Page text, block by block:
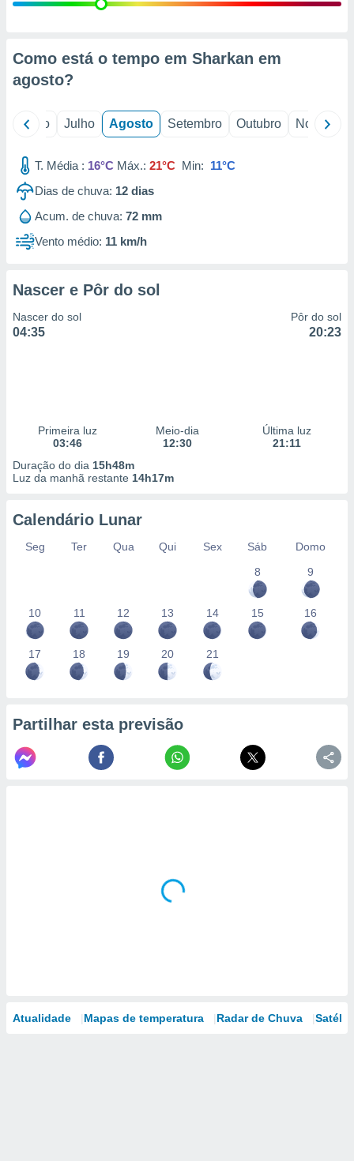
estudos
1199
Como está o tempo em Sharkan em
agosto?
Junho Julho Agosto Setembro Outubro Novembro
T. Média : 16°C Máx.: 21°C Min: 11°C
Dias de chuva: 12 dias
Acum. de chuva: 72 mm
Vento médio: 11 km/h
Nascer e Pôr do sol
Nascer do sol
04:35
Pôr do sol
20:23
Primeira luz
03:46
Meio-dia
12:30
Última luz
21:11
Duração do dia 15h48m
Luz da manhã restante 14h17m
Calendário Lunar
Seg Ter Qua Qui Sex Sáb
Domo
8
9
10 11 12 13 14 15 16
17 18 19 20 21
Partilhar esta previsão
Atualidade Mapas de temperatura Radar de Chuva